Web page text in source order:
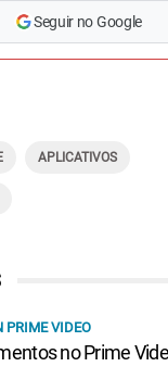
Seguir no Google
APLICATIVOS
PRIME VIDEO
no Prime